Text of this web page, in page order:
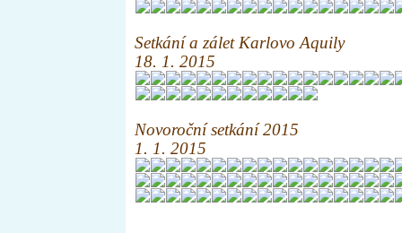
Setkání a zálet Karlovo Aquily
18. 1. 2015
Novoroční setkání 2015
1. 1. 2015